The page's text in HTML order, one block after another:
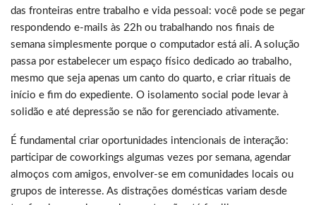
das fronteiras entre trabalho e vida pessoal: você pode se pegar
respondendo e-mails às 22h ou trabalhando nos finais de
semana simplesmente porque o computador está ali. A solução
passa por estabelecer um espaço físico dedicado ao trabalho,
mesmo que seja apenas um canto do quarto, e criar rituais de
início e fim do expediente. O isolamento social pode levar à
solidão e até depressão se não for gerenciado ativamente.
É fundamental criar oportunidades intencionais de interação:
participar de coworkings algumas vezes por semana, agendar
almoços com amigos, envolver-se em comunidades locais ou
grupos de interesse. As distrações domésticas variam desde